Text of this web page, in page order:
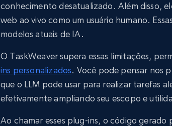
conhecimento desatualizado. Além disso,
web ao vivo como um usuário humano.
modelos atuais de IA.
O TaskWeaver supera essas limitações,
ins personalizados. Você pode pensar nos
que o LLM pode usar para realizar tarefas
efetivamente ampliando seu escopo e
Ao chamar esses plug-ins, o código